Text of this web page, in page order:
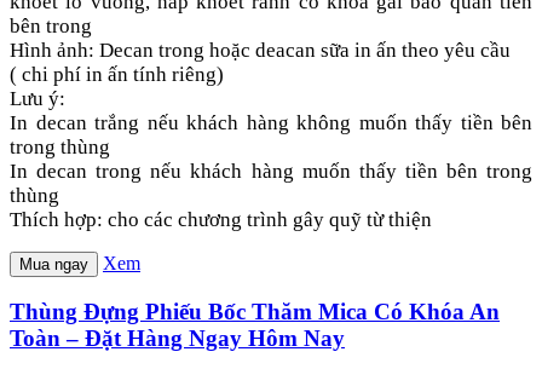
bên trong
Hình ảnh: Decan trong hoặc deacan sữa in ấn theo yêu cầu
( chi phí in ấn tính riêng)
Lưu ý:
In decan trắng nếu khách hàng không muốn thấy tiền bên
trong thùng
In decan trong nếu khách hàng muốn thấy tiền bên trong
thùng
Thích hợp: cho các chương trình gây quỹ từ thiện
Mua ngay Xem
Thùng Đựng Phiếu Bốc Thăm Mica Có Khóa An
Toàn – Đặt Hàng Ngay Hôm Nay